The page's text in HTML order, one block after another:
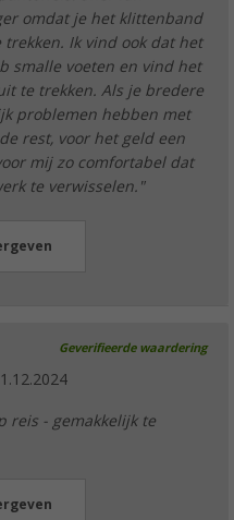
omdat je het klittenband
Ik vind ook dat het
smalle voeten en vind het
te trekken. Als je bredere
problemen hebben met
rest, voor het geld een
mij zo comfortabel dat
te verwisselen."
Geverifieerde waardering
reis - gemakkelijk te